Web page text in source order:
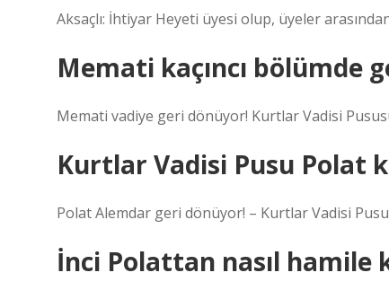
Aksaçlı: İhtiyar Heyeti üyesi olup, üyeler
Memati kaçıncı bölümde
Memati vadiye geri dönüyor! Kurtlar Vadisi
Kurtlar Vadisi Pusu Polat
Polat Alemdar geri dönüyor! – Kurtlar Vadisi
İnci Polattan nasıl hamile